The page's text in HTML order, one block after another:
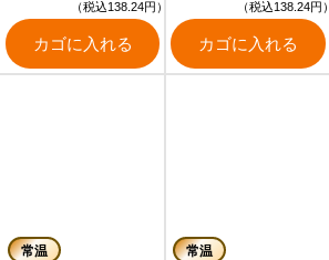
（税込138.24円）
カゴに入れる
（税込138.24円）
カゴに入れる
常温 常温